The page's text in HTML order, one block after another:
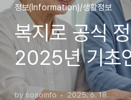
정보(Information)/생활정보
복지로 공식
2025년 기초
(신청 방법 포
by sosoinfo 2025. 6. 18.